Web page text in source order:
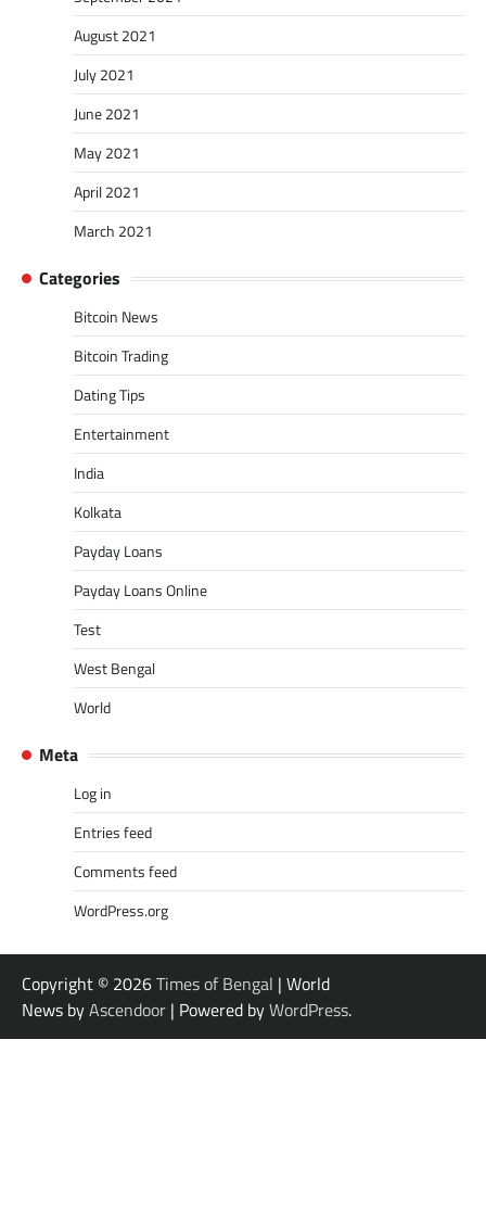
August 2021
July 2021
June 2021
May 2021
April 2021
March 2021
Categories
Bitcoin News
Bitcoin Trading
Dating Tips
Entertainment
India
Kolkata
Payday Loans
Payday Loans Online
Test
West Bengal
World
Meta
Log in
Entries feed
Comments feed
WordPress.org
Copyright © 2026Times of Bengal | World
News byAscendoor | Powered byWordPress.